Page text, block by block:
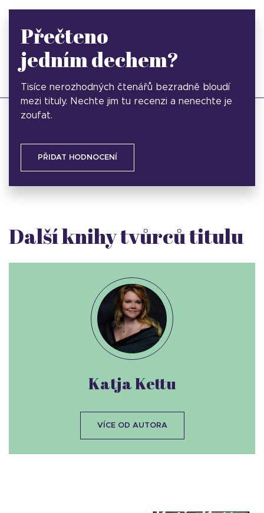
Přečteno
jedním dechem?
Tisíce nerozhodných čtenářů bezradně bloudí
mezi tituly. Nechte jim tu recenzi a nenechte je
zoufat.
PŘIDAT HODNOCENÍ
Další knihy tvůrců titulu
Katja Kettu
VÍCE OD AUTORA